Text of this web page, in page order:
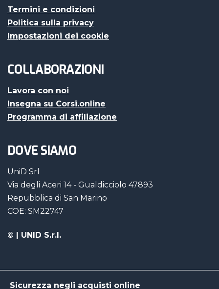
Termini e condizioni
Politica sulla privacy
Impostazioni dei cookie
COLLABORAZIONI
Lavora con noi
Insegna su Corsi.online
Programma di affiliazione
DOVE SIAMO
UniD Srl
Via degli Aceri 14 - Gualdicciolo 47893
Repubblica di San Marino
COE: SM22747
© | UNID S.r.l.
Sicurezza negli acquisti online